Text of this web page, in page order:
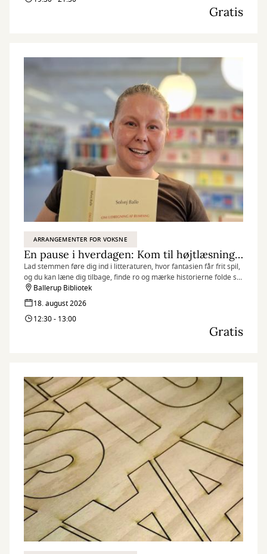
Gratis
ARRANGEMENTER FOR VOKSNE
En pause i hverdagen: Kom til højtlæsning og mærk historiernes nærvær
Lad stemmen føre dig ind i litteraturen, hvor fantasien får frit spil,
og du kan læne dig tilbage, finde ro og mærke historierne folde sig
ud. Ballerup Bibliotek
18. august 2026
12:30 - 13:00
Gratis